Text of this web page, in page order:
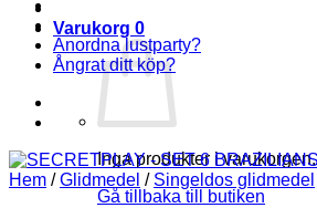
Varukorg 0
Inga produkter i varukorgen.
Gå tillbaka till butiken
Anordna lustparty?
Ångrat ditt köp?
Hem / Glidmedel / Singeldos glidmedel